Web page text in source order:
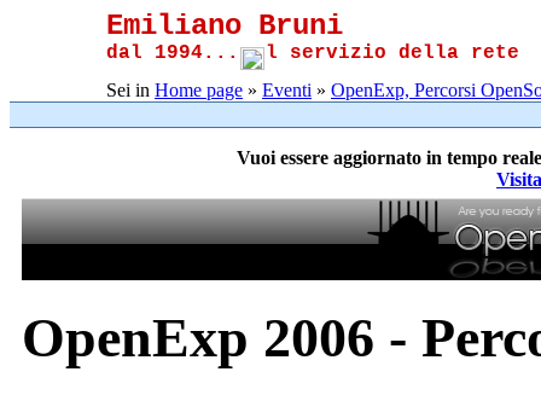
Emiliano Bruni
dal 1994... l servizio della rete
Sei in Home page » Eventi » OpenExp, Percorsi
Vuoi essere aggiornato in tempo
OpenExp 2006 -